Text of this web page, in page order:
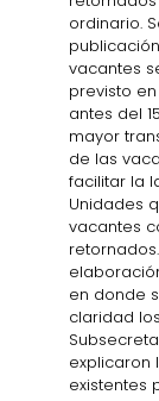
ordinario.
vacantes
previsto
antes del
mayor
de las
facilitar la
Unidades
vacantes
en donde
claridad
explicaron
existentes